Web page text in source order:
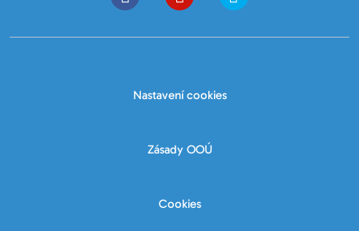
Nastavení cookies
Zásady OOÚ
Cookies